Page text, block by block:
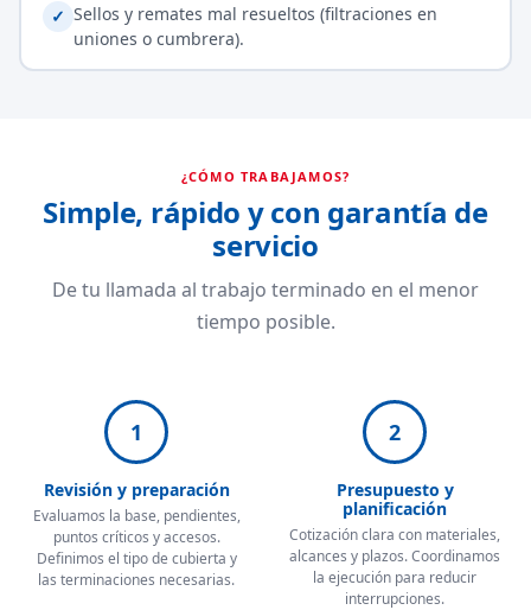
✓ Sellos y remates mal resueltos (filtraciones en
uniones o cumbrera).
¿CÓMO TRABAJAMOS?
Simple, rápido y con garantía de
servicio
De tu llamada al trabajo terminado en el menor
tiempo posible.
1
Revisión y preparación
Evaluamos la base, pendientes,
puntos críticos y accesos.
Definimos el tipo de cubierta y
las terminaciones necesarias.
2
Presupuesto y
planificación
Cotización clara con materiales,
alcances y plazos. Coordinamos
la ejecución para reducir
interrupciones.